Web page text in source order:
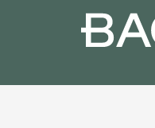
navigation